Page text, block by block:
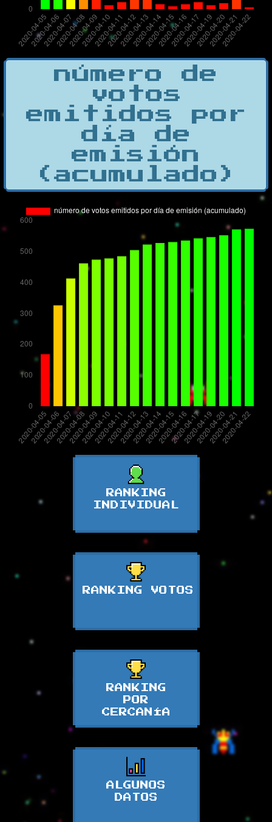
número de
votos
emitidos por
día de
emisión
(acumulado)
RANKING
INDIVIDUAL
RANKING VOTOS
RANKING
POR
CERCANÍA
ALGUNOS
DATOS